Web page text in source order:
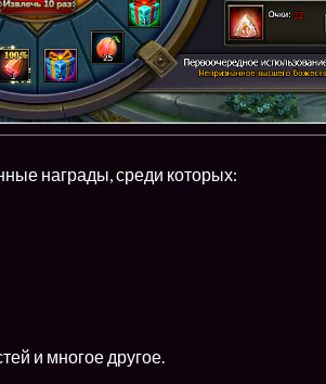
награды, среди которых:
и многое другое.